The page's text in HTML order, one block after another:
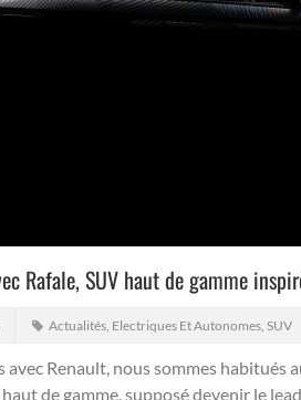
Rafale, SUV haut de gamme
Actualités, Electriques Et Autonomes, SUV
avec Renault, nous sommes habitués
de gamme, supposé devenir le